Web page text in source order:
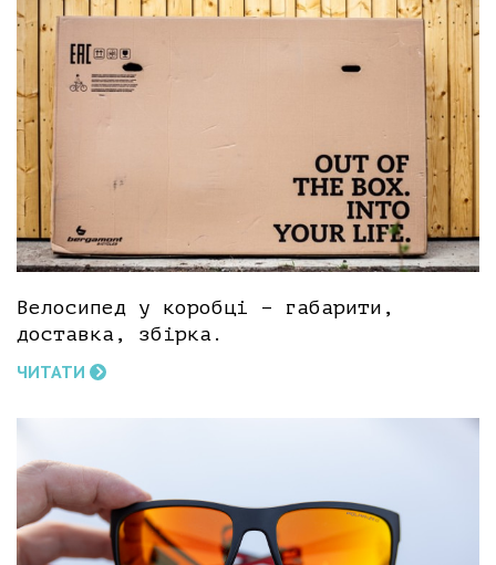
Велосипед у коробці – габарити,
доставка, збірка.
ЧИТАТИ